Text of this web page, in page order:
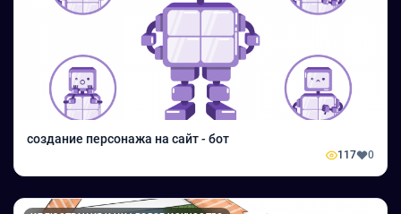
создание персонажа на сайт - бот
117 0